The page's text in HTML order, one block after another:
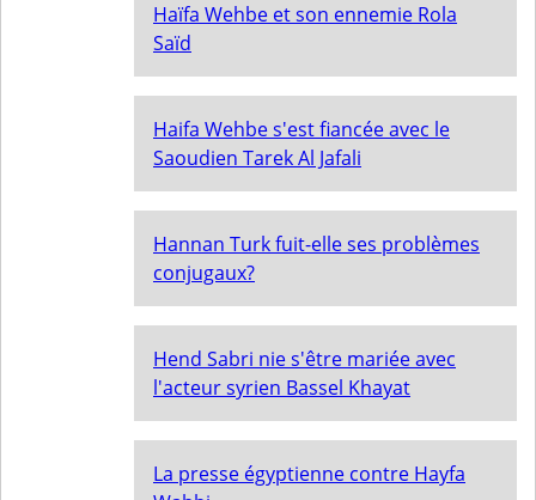
Haïfa Wehbe et son ennemie Rola
Saïd
Haifa Wehbe s'est fiancée avec le
Saoudien Tarek Al Jafali
Hannan Turk fuit-elle ses problèmes
conjugaux?
Hend Sabri nie s'être mariée avec
l'acteur syrien Bassel Khayat
La presse égyptienne contre Hayfa